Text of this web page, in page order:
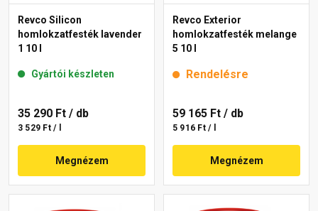
Revco Silicon
homlokzatfesték lavender
1 10 l
Gyártói készleten
35 290 Ft / db
3 529 Ft / l
Megnézem
Revco Exterior
homlokzatfesték melange
5 10 l
Rendelésre
59 165 Ft / db
5 916 Ft / l
Megnézem